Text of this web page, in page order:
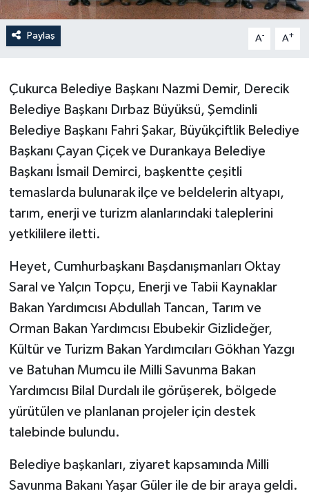
Paylaş A- A+
Çukurca Belediye Başkanı Nazmi Demir, Derecik
Belediye Başkanı Dırbaz Büyüksü, Şemdinli
Belediye Başkanı Fahri Şakar, Büyükçiftlik Belediye
Başkanı Çayan Çiçek ve Durankaya Belediye
Başkanı İsmail Demirci, başkentte çeşitli
temaslarda bulunarak ilçe ve beldelerin altyapı,
tarım, enerji ve turizm alanlarındaki taleplerini
yetkililere iletti.
Heyet, Cumhurbaşkanı Başdanışmanları Oktay
Saral ve Yalçın Topçu, Enerji ve Tabii Kaynaklar
Bakan Yardımcısı Abdullah Tancan, Tarım ve
Orman Bakan Yardımcısı Ebubekir Gizlideğer,
Kültür ve Turizm Bakan Yardımcıları Gökhan Yazgı
ve Batuhan Mumcu ile Milli Savunma Bakan
Yardımcısı Bilal Durdalı ile görüşerek, bölgede
yürütülen ve planlanan projeler için destek
talebinde bulundu.
Belediye başkanları, ziyaret kapsamında Milli
Savunma Bakanı Yaşar Güler ile de bir araya geldi.